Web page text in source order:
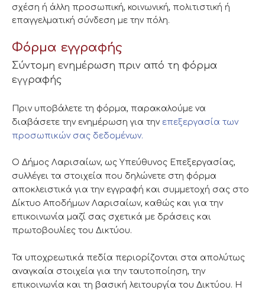
σχέση ή άλλη προσωπική, κοινωνική, πολιτιστική ή
επαγγελματική σύνδεση με την πόλη.
Φόρμα εγγραφής
Σύντομη ενημέρωση πριν από τη φόρμα
εγγραφής
Πριν υποβάλετε τη φόρμα, παρακαλούμε να
διαβάσετε την ενημέρωση για την επεξεργασία των
προσωπικών σας δεδομένων.
Ο Δήμος Λαρισαίων, ως Υπεύθυνος Επεξεργασίας,
συλλέγει τα στοιχεία που δηλώνετε στη φόρμα
αποκλειστικά για την εγγραφή και συμμετοχή σας στο
Δίκτυο Αποδήμων Λαρισαίων, καθώς και για την
επικοινωνία μαζί σας σχετικά με δράσεις και
πρωτοβουλίες του Δικτύου.
Τα υποχρεωτικά πεδία περιορίζονται στα απολύτως
αναγκαία στοιχεία για την ταυτοποίηση, την
επικοινωνία και τη βασική λειτουργία του Δικτύου. Η